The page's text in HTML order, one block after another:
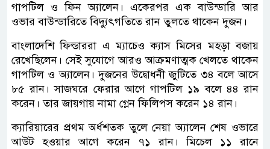
গাপটিল ও ফিন অ্যালেন। একেরপর এক বাউন্ডারি আর
ওভার বাউন্ডারিতে বিদ্যুৎগতিতে রান তুলতে থাকেন দুজন।
বাংলাদেশি ফিল্ডাররা এ ম্যাচেও ক্যাস মিসের মহড়া বজায়
রেখেছিলেন। সেই সুযোগে আরও আক্রমণাত্মক খেলতে থাকেন
গাপটিল ও অ্যালেন। দুজনের উদ্বোধনী জুটিতে ৩৪ বলে আসে
৮৫ রান। সাজঘরে ফেরার আগে গাপটিল ১৯ বলে ৪৪ রান
করেন। তার জায়গায় নামা গ্লেন ফিলিপস করেন ১৪ রান।
ক্যারিয়ারের প্রথম অর্ধশতক তুলে নেয়া অ্যালেন শেষ ওভারে
আউট হওয়ার আগে করেন ৭১ রান। মিচেল ১১ রানে